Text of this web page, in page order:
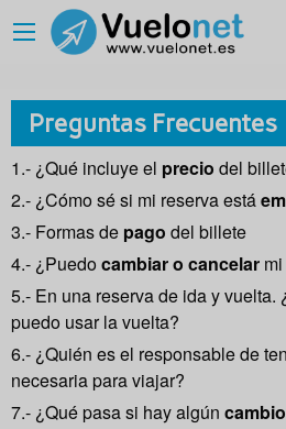
Preguntas Frecuentes
1.- ¿Qué incluye el precio del
2.- ¿Cómo sé si mi reserva está
3.- Formas de pago del billete
4.- ¿Puedo cambiar o cancelar
5.- En una reserva de ida y vuelta.
puedo usar la vuelta?
6.- ¿Quién es el responsable de
necesaria para viajar?
7.- ¿Qué pasa si hay algún